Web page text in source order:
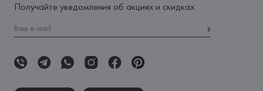
Получайте уведомления об акциях и скидках: